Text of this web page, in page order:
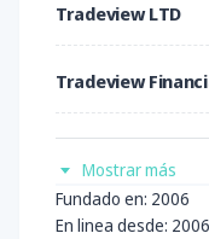
Tradeview LTD
Tradeview
TVM Global Ltd.
Mostrar más
Fundado en: 2006
En linea desde: 2006